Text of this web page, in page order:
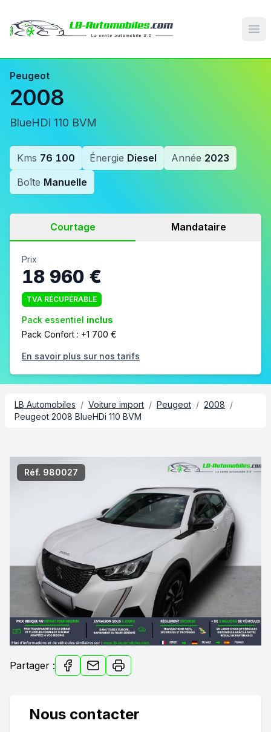
Peugeot
2008
BlueHDi 110 BVM
Kms 76 100 Énergie Diesel Année 2023
Boîte Manuelle
Courtage Mandataire
Prix
18 960 €
TVA RÉCUPÉRABLE
Pack essentiel inclus
Pack Confort : +1 700 €
En savoir plus sur nos tarifs
LB Automobiles / Voiture import / Peugeot / 2008 /
Peugeot 2008 BlueHDi 110 BVM
Réf. 980027
Partager :
Nous contacter